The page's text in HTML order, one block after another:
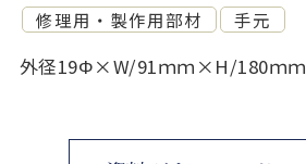
修理用・製作用部材 手元
外径19Φ×W/91ｍｍ×H/180ｍｍ